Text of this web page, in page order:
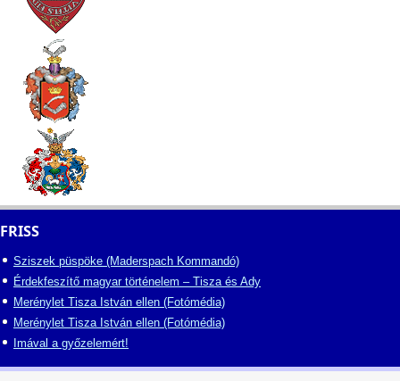
FRISS
Sziszek püspöke (Maderspach Kommandó)
Érdekfeszítő magyar történelem – Tisza és Ady
Merénylet Tisza István ellen (Fotómédia)
Merénylet Tisza István ellen (Fotómédia)
Imával a győzelemért!